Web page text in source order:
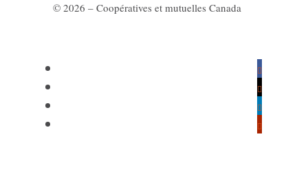
© 2026 – Coopératives et mutuelles Canada